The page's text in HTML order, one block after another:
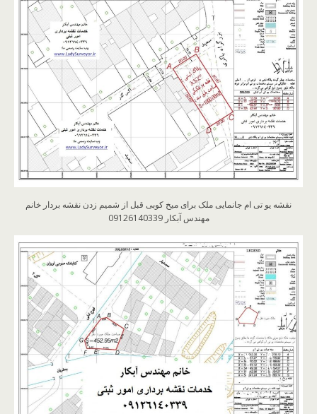
نقشه یو تی ام جانمایی ملک برای میخ کوبی قبل از شمیم زدن نقشه بردار خانم
مهندس آبکار 09126140339